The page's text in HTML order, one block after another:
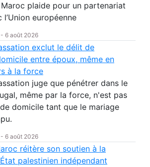
plaide pour un partenariat
européenne
- 6 août 2026
exclut le délit de
entre époux, même en
à la force
juge que pénétrer dans le
même par la force, n'est pas
domicile tant que le mariage
- 6 août 2026
réitère son soutien à la
palestinien indépendant